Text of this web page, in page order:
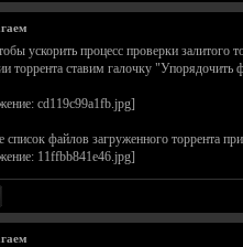
ускорить процесс проверки залитого
торрента ставим галочку "Упорядочить
список файлов загруженного торрента